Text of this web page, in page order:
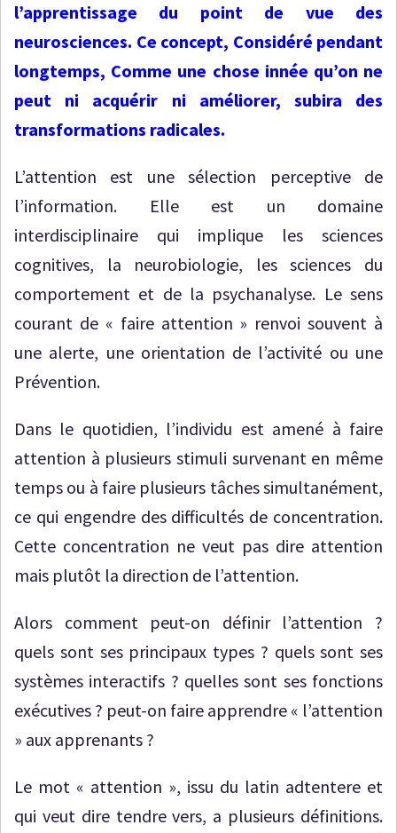
l’apprentissage du point de vue des
neurosciences. Ce concept, Considéré pendant
longtemps, Comme une chose innée qu’on ne
peut ni acquérir ni améliorer, subira des
transformations radicales.
L’attention est une sélection perceptive de
l’information. Elle est un domaine
interdisciplinaire qui implique les sciences
cognitives, la neurobiologie, les sciences du
comportement et de la psychanalyse. Le sens
courant de « faire attention » renvoi souvent à
une alerte, une orientation de l’activité ou une
Prévention.
Dans le quotidien, l’individu est amené à faire
attention à plusieurs stimuli survenant en même
temps ou à faire plusieurs tâches simultanément,
ce qui engendre des difficultés de concentration.
Cette concentration ne veut pas dire attention
mais plutôt la direction de l’attention.
Alors comment peut-on définir l’attention ?
quels sont ses principaux types ? quels sont ses
systèmes interactifs ? quelles sont ses fonctions
exécutives ? peut-on faire apprendre « l’attention
» aux apprenants ?
Le mot « attention », issu du latin adtentere et
qui veut dire tendre vers, a plusieurs définitions.